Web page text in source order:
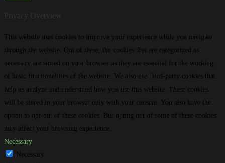
Privacy Overview
This website uses cookies to improve your experience while you navigate
through the website. Out of these, the cookies that are categorized as
necessary are stored on your browser as they are essential for the working
of basic functionalities of the website. We also use third-party cookies that
help us analyze and understand how you use this website. These cookies
will be stored in your browser only with your consent. You also have the
option to opt-out of these cookies. But opting out of some of these cookies
may affect your browsing experience.
Necessary
Necessary